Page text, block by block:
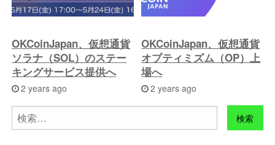
OKCoinJapan、仮想通貨
ソラナ（SOL）のステー
キングサービス提供へ
2 years ago
OKCoinJapan、仮想通貨
オプティミズム（OP）上
場へ
2 years ago
検
索: